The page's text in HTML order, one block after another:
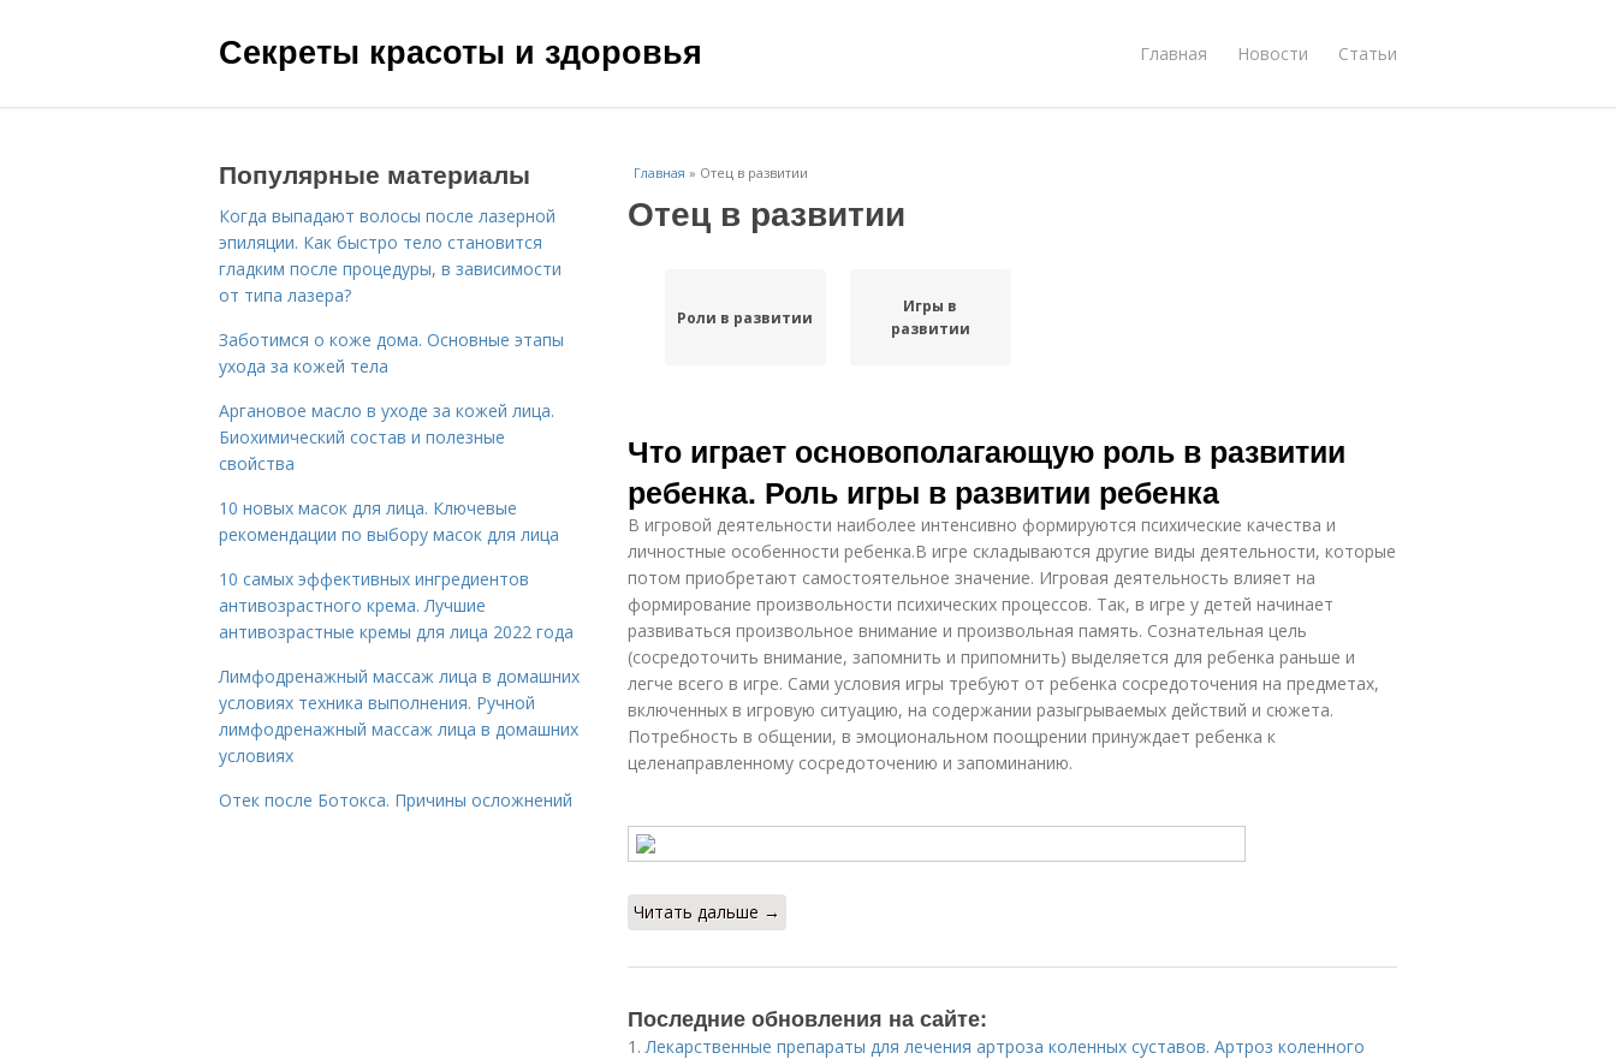
Секреты красоты и здоровья Главная Новости Статьи
Главная » Отец в развитии
Отец в развитии
Роли в развитии
Игры в
развитии
Что играет основополагающую роль в развитии
ребенка. Роль игры в развитии ребенка
В игровой деятельности наиболее интенсивно формируются психические качества и
личностные особенности ребенка.В игре складываются другие виды деятельности, которые
потом приобретают самостоятельное значение. Игровая деятельность влияет на
формирование произвольности психических процессов. Так, в игре у детей начинает
развиваться произвольное внимание и произвольная память. Сознательная цель
(сосредоточить внимание, запомнить и припомнить) выделяется для ребенка раньше и
легче всего в игре. Сами условия игры требуют от ребенка сосредоточения на предметах,
включенных в игровую ситуацию, на содержании разыгрываемых действий и сюжета.
Потребность в общении, в эмоциональном поощрении принуждает ребенка к
целенаправленному сосредоточению и запоминанию.
Читать дальше →
Последние обновления на сайте:
1.Лекарственные препараты для лечения артроза коленных суставов. Артроз коленного
Популярные материалы
Когда выпадают волосы после лазерной
эпиляции. Как быстро тело становится
гладким после процедуры, в зависимости
от типа лазера?
Заботимся о коже дома. Основные этапы
ухода за кожей тела
Аргановое масло в уходе за кожей лица.
Биохимический состав и полезные
свойства
10 новых масок для лица. Ключевые
рекомендации по выбору масок для лица
10 самых эффективных ингредиентов
антивозрастного крема. Лучшие
антивозрастные кремы для лица 2022 года
Лимфодренажный массаж лица в домашних
условиях техника выполнения. Ручной
лимфодренажный массаж лица в домашних
условиях
Отек после Ботокса. Причины осложнений